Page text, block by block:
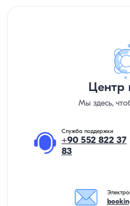
Центр
Мы здесь,
Служба поддержки
+90 552 822 37
83